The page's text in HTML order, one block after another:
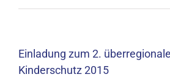
Einladung zum 2.
Kinderschutz 2015